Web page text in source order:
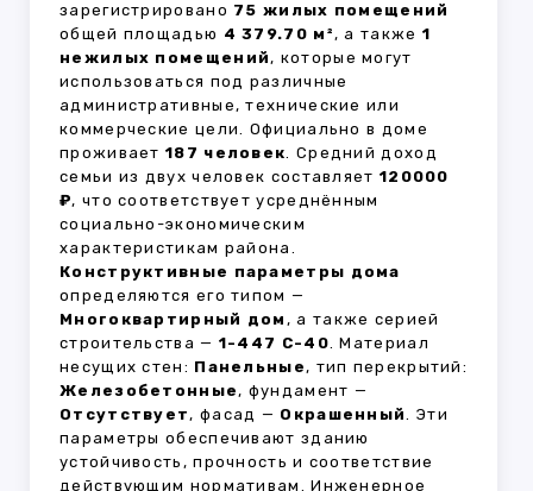
зарегистрировано 75 жилых помещений
общей площадью 4 379.70 м², а также 1
нежилых помещений, которые могут
использоваться под различные
административные, технические или
коммерческие цели. Официально в доме
проживает 187 человек. Средний доход
семьи из двух человек составляет 120000
₽, что соответствует усреднённым
социально-экономическим
характеристикам района.
Конструктивные параметры дома
определяются его типом —
Многоквартирный дом , а также серией
строительства — 1-447 С-40. Материал
несущих стен: Панельные, тип перекрытий:
Железобетонные, фундамент —
Отсутствует, фасад — Окрашенный. Эти
параметры обеспечивают зданию
устойчивость, прочность и соответствие
действующим нормативам. Инженерное